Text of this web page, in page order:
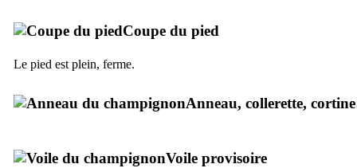
Coupe du pied
Le pied est plein, ferme.
Anneau, collerette, cortine
Voile provisoire